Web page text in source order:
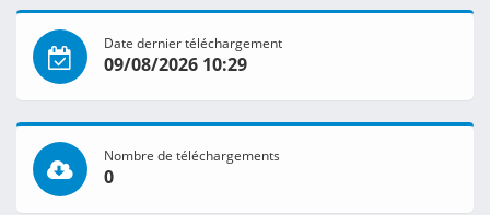
Date dernier téléchargement
09/08/2026 10:29
Nombre de téléchargements
0